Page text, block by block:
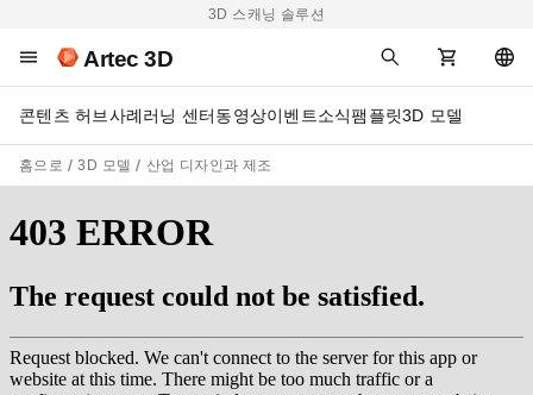
3D 스캐닝 솔루션
Artec 3D
콘텐츠 허브사례러닝 센터동영상이벤트소식팸플릿3D 모델
홈으로 3D 모델 산업 디자인과 제조